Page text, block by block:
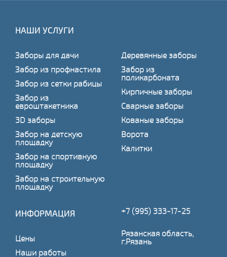
НАШИ УСЛУГИ
Заборы для дачи
Забор из профнастила
Забор из сетки рабицы
Забор из
евроштакетника
3D заборы
Забор на детскую
площадку
Забор на спортивную
площадку
Забор на строительную
площадку
Деревянные заборы
Забор из
поликарбоната
Кирпичные заборы
Сварные заборы
Кованые заборы
Ворота
Калитки
ИНФОРМАЦИЯ
Цены
Наши работы
+7 (995) 333-17-25
Рязанская область,
г.Рязань